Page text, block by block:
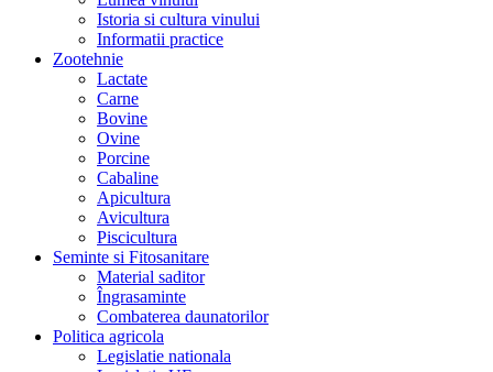
Istoria si cultura vinului
Informatii practice
Zootehnie
Lactate
Carne
Bovine
Ovine
Porcine
Cabaline
Apicultura
Avicultura
Piscicultura
Seminte si Fitosanitare
Material saditor
Îngrasaminte
Combaterea daunatorilor
Politica agricola
Legislatie nationala